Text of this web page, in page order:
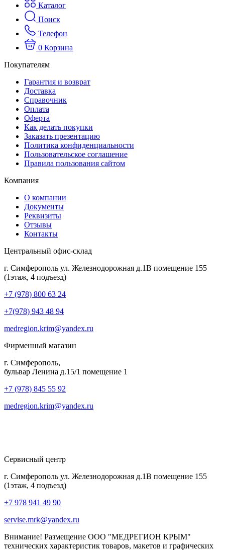
Каталог
Поиск
Телефон
0 Корзина
Покупателям
Гарантия и возврат
Доставка
Справочник
Оплата
Оферта
Как делать покупки
Заказать презентацию
Политика конфиденциальности
Пользовательское соглашение
Правила пользования сайтом
Компания
О компании
Документы
Реквизиты
Отзывы
Контакты
Центральный офис-склад
г. Симферополь ул. Железнодорожная д.1В помещение 155
(1этаж, 4 подъезд)
+7 (978) 800 63 24
+7(978) 943 48 94
medregion.krim@yandex.ru
Фирменный магазин
г. Симферополь,
бульвар Ленина д.15/1 помещение 1
+7 (978) 845 55 92
medregion.krim@yandex.ru
Сервисный центр
г. Симферополь ул. Железнодорожная д.1В помещение 155
(1этаж, 4 подъезд)
+7 978 941 49 90
servise.mrk@yandex.ru
Внимание! Размещение ООО "МЕДРЕГИОН КРЫМ"
технических характеристик товаров, макетов и графических